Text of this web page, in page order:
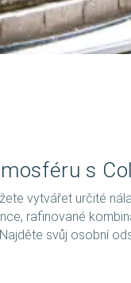
s
vytvářet určité
rafinované
svůj osobní